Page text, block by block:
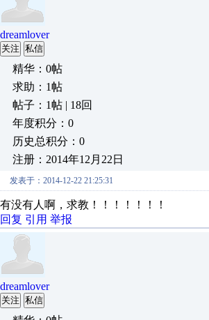
dreamlover
关注 私信
精华：0帖
求助：1帖
帖子：1帖 | 18回
年度积分：0
历史总积分：0
注册：2014年12月22日
发表于：2014-12-22 21:25:31
有没有人啊，求教！！！！！！！
回复 引用 举报
dreamlover
关注 私信